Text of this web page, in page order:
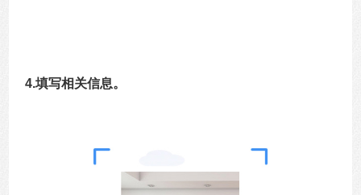
4.填写相关信息。